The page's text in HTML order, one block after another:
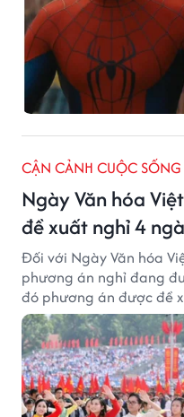
CẬN CẢNH CUỘC SỐNG
Ngày Văn hóa
đề xuất nghỉ 4
Đối với Ngày Văn hóa
phương án nghỉ đang
đó phương án được đề
liên tục từ 21/11 đến
làm việc sang thứ Bảy